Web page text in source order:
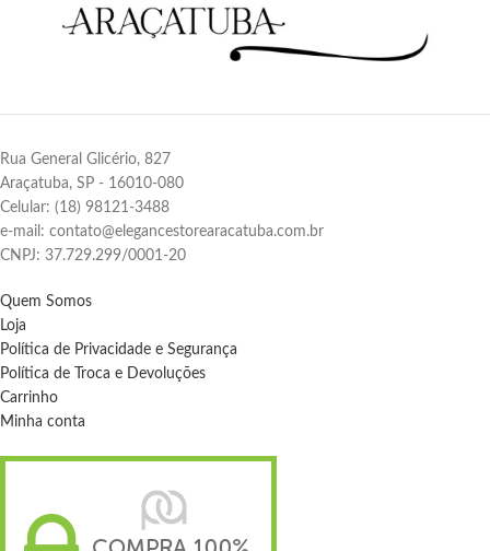
Rua General Glicério, 827
Araçatuba, SP - 16010-080
Celular: (18) 98121-3488
e-mail: contato@elegancestorearacatuba.com.br
CNPJ: 37.729.299/0001-20
Quem Somos
Loja
Política de Privacidade e Segurança
Política de Troca e Devoluções
Carrinho
Minha conta